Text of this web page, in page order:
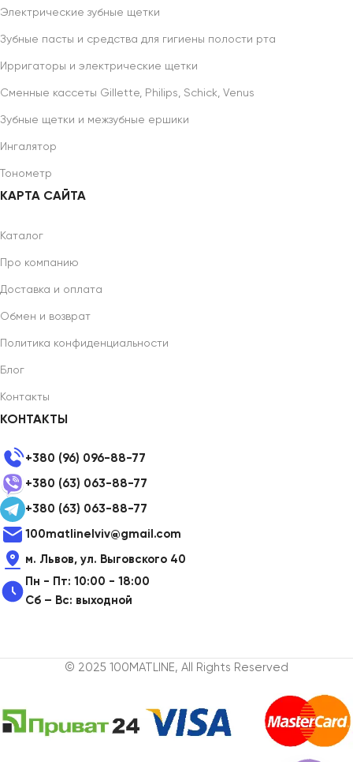
Электрические зубные щетки
Зубные пасты и средства для гигиены полости рта
Ирригаторы и электрические щетки
Сменные кассеты Gillette, Philips, Schick, Venus
Зубные щетки и межзубные ершики
Ингалятор
Тонометр
КАРТА САЙТА
Каталог
Про компанию
Доставка и оплата
Обмен и возврат
Политика конфиденциальности
Блог
Контакты
КОНТАКТЫ
+380 (96) 096-88-77
+380 (63) 063-88-77
+380 (63) 063-88-77
100matlinelviv@gmail.com
м. Львов, ул. Выговского 40
Пн - Пт: 10:00 - 18:00
Сб – Вс: выходной
© 2025 100MATLINE, All Rights Reserved